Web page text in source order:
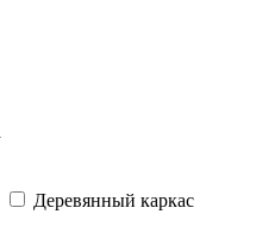
Деревянный каркас